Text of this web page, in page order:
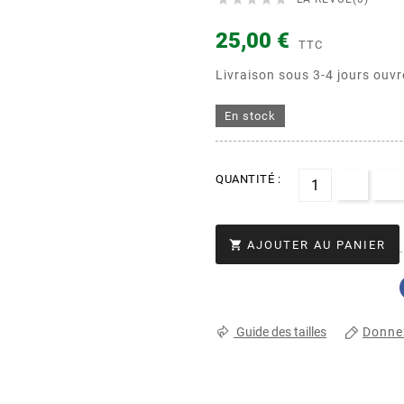
25,00 € TTC
Livraison sous 3-4 jours
En stock
QUANTITÉ :
 AJOUTER AU PANIER
Guide des tailles